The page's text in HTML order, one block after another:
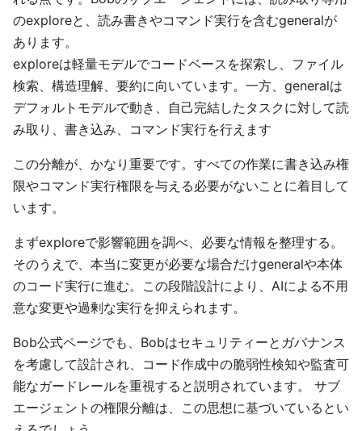
のexploreと、読み書きやコマンド実行を含むgeneralが
あります。
exploreは軽量モデルでコードベースを探索し、ファイル
検索、構造理解、要約に向いています。一方、generalは
デフォルトモデルで動き、自己完結したタスクに対して読
み取り、書き込み、コマンド実行を行えます
この分離が、かなり重要です。すべての作業に書き込み権
限やコマンド実行権限を与える必要がないことに着目して
います。
まずexploreで影響範囲を調べ、必要な情報を整理する。
そのうえで、本当に変更が必要な場合だけgeneralや本体
のコード実行に進む。この段階設計により、AIによる不用
意な変更や過剰な実行を抑えられます。
Bob公式ページでも、Bobはセキュリティーとガバナンス
を考慮して設計され、コード作成中の脆弱性検知や監査可
能なガードレールを重視すると説明されています。 サブ
エージェントの権限分離は、この思想に基づいているとい